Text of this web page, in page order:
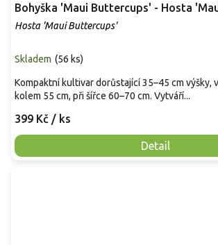
Bohyška 'Maui Buttercups' - Hosta
Hosta 'Maui Buttercups'
Skladem (56 ks)
399 Kč / ks
Detail
Kompaktní kultivar dorůstající 35–45 cm výšky,
kolem 55 cm, při šířce 60–70 cm. Vytváří...